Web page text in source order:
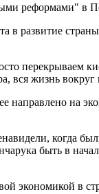
реформами" в
в развитие
перекрываем
вся жизнь вокруг
направлено на
когда
быть в
экономикой в